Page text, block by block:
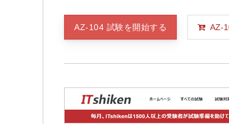
AZ-104 試験を開始する